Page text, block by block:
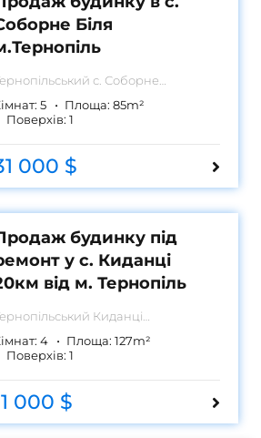
Біля
с. Соборне
5 Площа: 85m²
Поверхів: 1
000 $
будинку під
у с. Киданці
від м. Тернопіль
Киданці
4 Площа: 127m²
Поверхів: 1
000 $